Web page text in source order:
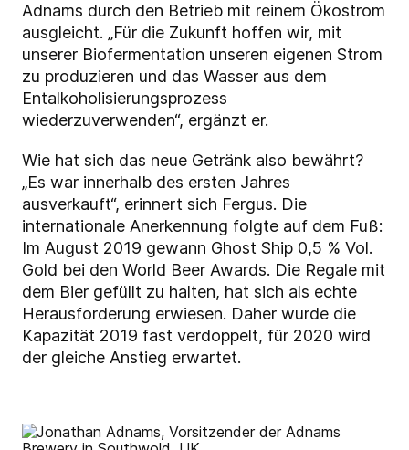
Adnams durch den Betrieb mit reinem Ökostrom
ausgleicht. „Für die Zukunft hoffen wir, mit
unserer Biofermentation unseren eigenen Strom
zu produzieren und das Wasser aus dem
Entalkoholisierungsprozess
wiederzuverwenden“, ergänzt er.
Wie hat sich das neue Getränk also bewährt?
„Es war innerhalb des ersten Jahres
ausverkauft“, erinnert sich Fergus. Die
internationale Anerkennung folgte auf dem Fuß:
Im August 2019 gewann Ghost Ship 0,5 % Vol.
Gold bei den World Beer Awards. Die Regale mit
dem Bier gefüllt zu halten, hat sich als echte
Herausforderung erwiesen. Daher wurde die
Kapazität 2019 fast verdoppelt, für 2020 wird
der gleiche Anstieg erwartet.